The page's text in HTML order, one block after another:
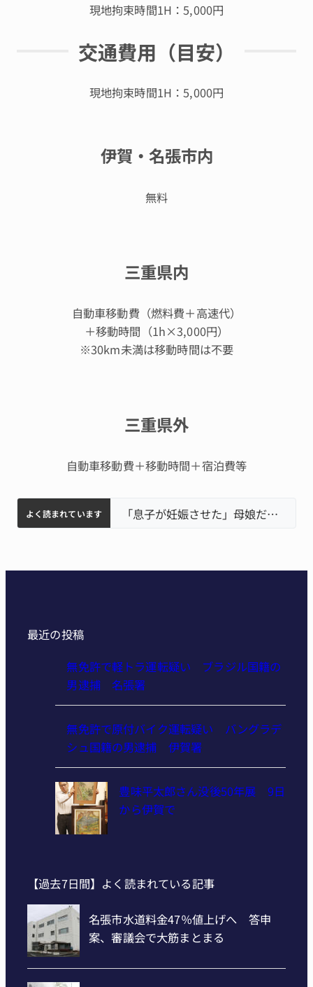
現地拘束時間1H：5,000円
交通費用（目安）
現地拘束時間1H：5,000円
伊賀・名張市内
無料
三重県内
自動車移動費（燃料費＋高速代）
＋移動時間（1h×3,000円）
※30km未満は移動時間は不要
三重県外
自動車移動費＋移動時間＋宿泊費等
よく読まれています
名張市水道料金47％値上げへ 答申案、審議会で大筋まとまる
中学校の陶壁モニュメント 地元建設会社がボランティアで清掃 伊賀
名張市立病院のDMAT、熊本地震の被災地へ 能登以来3回目の派遣 「息子が妊娠させた」母娘だまされ400万円詐欺被害 名張
最近の投稿
無免許で軽トラ運転疑い ブラジル国籍の
男逮捕 名張署
無免許で原付バイク運転疑い バングラデ
シュ国籍の男逮捕 伊賀署
豊味平太郎さん没後50年展 9日
から伊賀で
【過去7日間】よく読まれている記事